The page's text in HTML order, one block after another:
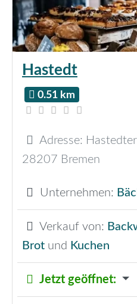
Hastedt
0.51 km
Adresse:
28207 Bremen
Unternehmen:
Verkauf von:
Brot und Kuchen
Jetzt geöffnet: